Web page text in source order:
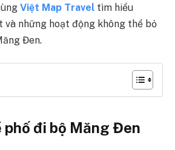
Việt Map Travel tìm hiểu
và những hoạt động không thể bỏ
Đen.
phố đi bộ Măng Đen